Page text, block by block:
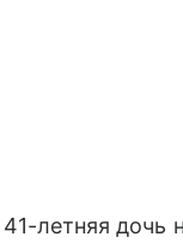
летняя дочь